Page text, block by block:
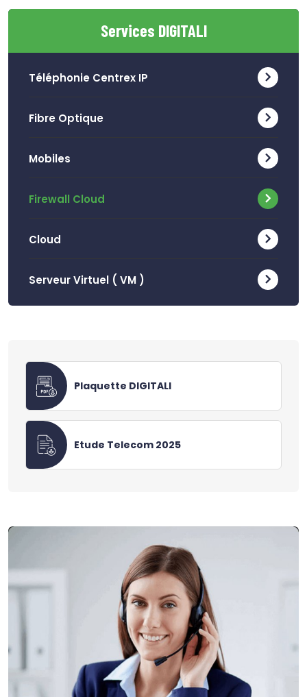
Services DIGITALI
Téléphonie Centrex IP
Fibre Optique
Mobiles
Firewall Cloud
Cloud
Serveur Virtuel ( VM )
Plaquette DIGITALI
Etude Telecom 2025